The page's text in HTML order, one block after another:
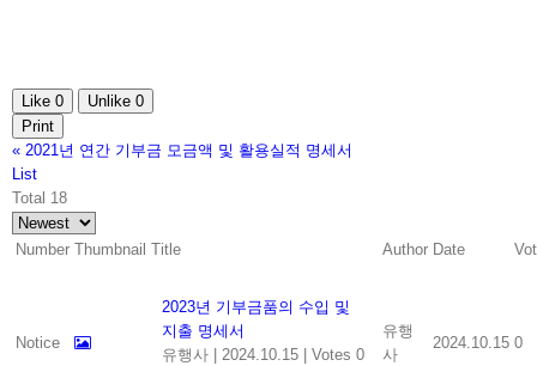
Like 0 Unlike 0
Print
« 2021년 연간 기부금 모금액 및 활용실적 명세서
List
Total 18
Number Thumbnail Title Author Date
Notice
2023년 기부금품의 수입 및
지출 명세서
유행사
2024.10.15
Votes 0
유행
사
2024.10.15 0